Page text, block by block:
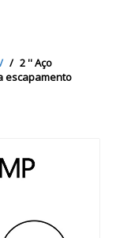
/ 2 '' Aço
escapamento